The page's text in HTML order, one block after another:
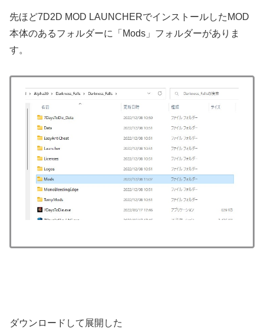
先ほど7D2D MOD LAUNCHERでインストールしたMOD
本体のあるフォルダーに「Mods」フォルダーがありま
す。
ダウンロードして展開した